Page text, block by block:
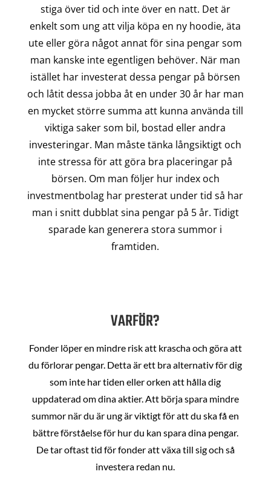
stiga över tid och inte över en natt. Det är
enkelt som ung att vilja köpa en ny hoodie, äta
ute eller göra något annat för sina pengar som
man kanske inte egentligen behöver. När man
istället har investerat dessa pengar på börsen
och låtit dessa jobba åt en under 30 år har man
en mycket större summa att kunna använda till
viktiga saker som bil, bostad eller andra
investeringar. Man måste tänka långsiktigt och
inte stressa för att göra bra placeringar på
börsen. Om man följer hur index och
investmentbolag har presterat under tid så har
man i snitt dubblat sina pengar på 5 år. Tidigt
sparade kan generera stora summor i
framtiden.
VARFÖR?
Fonder löper en mindre risk att krascha och göra att
du förlorar pengar. Detta är ett bra alternativ för dig
som inte har tiden eller orken att hålla dig
uppdaterad om dina aktier. Att börja spara mindre
summor när du är ung är viktigt för att du ska få en
bättre förståelse för hur du kan spara dina pengar.
De tar oftast tid för fonder att växa till sig och så
investera redan nu.